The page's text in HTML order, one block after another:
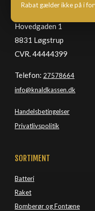
KNALDKASSEN
Hovedgaden 1
8831 Løgstrup
CVR. 44444399
Telefon: 27578664
info@knaldkassen.dk
Handelsbetingelser
Privatlivspolitik
SORTIMENT
Batteri
Raket
Bomberør og Fontæne
Rabat gælder ikke på i